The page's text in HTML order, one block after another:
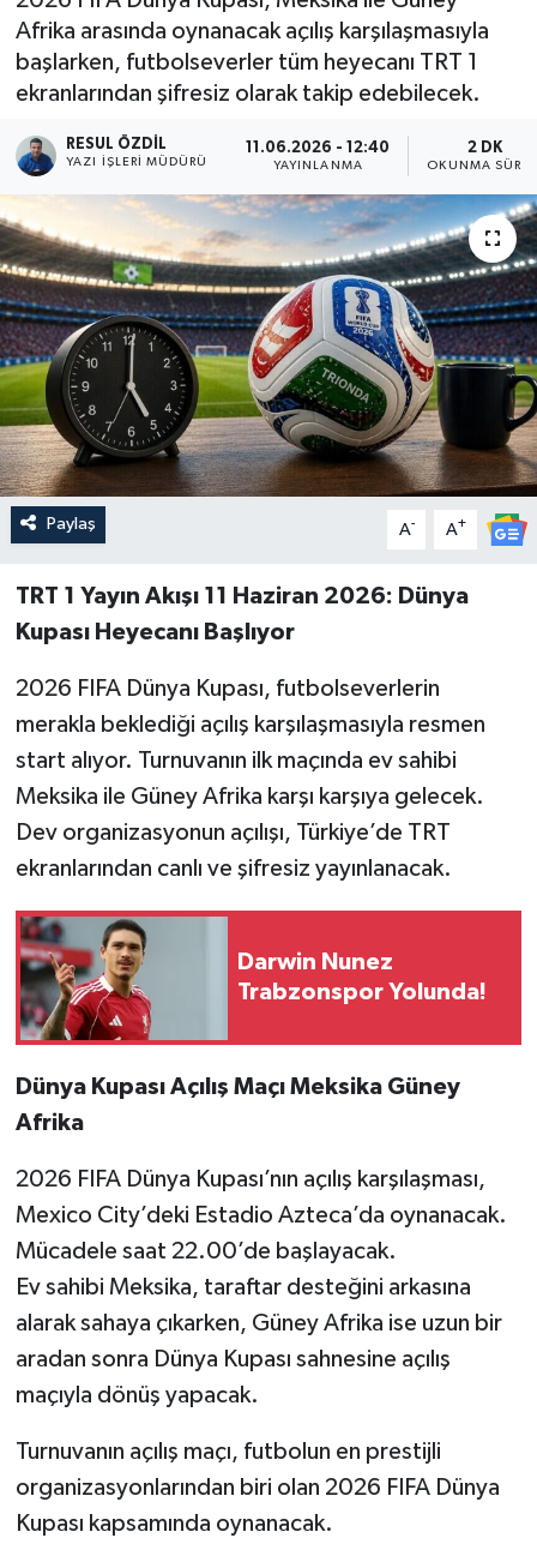
Afrika arasında oynanacak açılış karşılaşmasıyla
başlarken, futbolseverler tüm heyecanı TRT 1
ekranlarından şifresiz olarak takip edebilecek.
RESUL ÖZDIL
YAZI İŞLERI MÜDÜRÜ
11.06.2026 - 12:40
YAYINLANMA
2 DK
OKUNMA
Paylaş A- A+
TRT 1 Yayın Akışı 11 Haziran 2026: Dünya
Kupası Heyecanı Başlıyor
2026 FIFA Dünya Kupası, futbolseverlerin
merakla beklediği açılış karşılaşmasıyla resmen
start alıyor. Turnuvanın ilk maçında ev sahibi
Meksika ile Güney Afrika karşı karşıya gelecek.
Dev organizasyonun açılışı, Türkiye’de TRT
ekranlarından canlı ve şifresiz yayınlanacak.
Darwin Nunez
Trabzonspor Yolunda!
Dünya Kupası Açılış Maçı Meksika Güney
Afrika
2026 FIFA Dünya Kupası’nın açılış karşılaşması,
Mexico City’deki Estadio Azteca’da oynanacak.
Mücadele saat 22.00’de başlayacak.
Ev sahibi Meksika, taraftar desteğini arkasına
alarak sahaya çıkarken, Güney Afrika ise uzun bir
aradan sonra Dünya Kupası sahnesine açılış
maçıyla dönüş yapacak.
Turnuvanın açılış maçı, futbolun en prestijli
organizasyonlarından biri olan 2026 FIFA Dünya
Kupası kapsamında oynanacak.